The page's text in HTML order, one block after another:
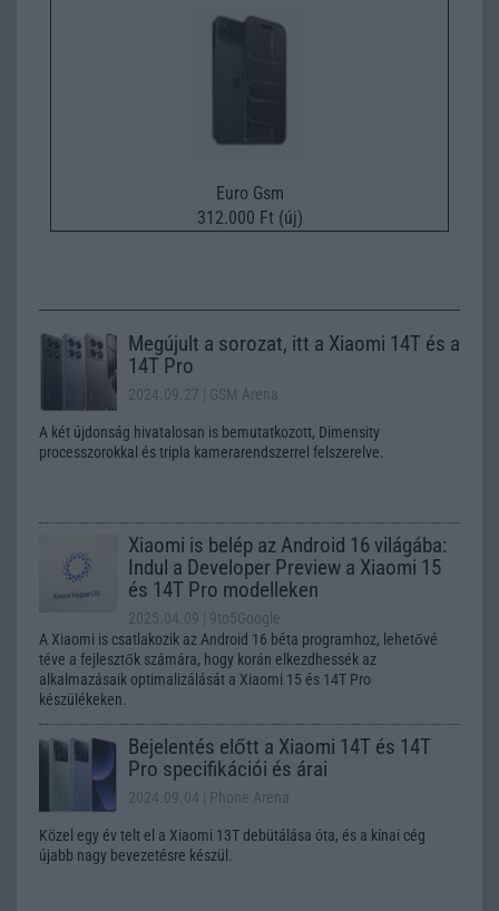
Euro Gsm
312.000 Ft (új)
Megújult a sorozat, itt a Xiaomi 14T és a
14T Pro
2024.09.27 | GSM Arena
A két újdonság hivatalosan is bemutatkozott, Dimensity
processzorokkal és tripla kamerarendszerrel felszerelve.
Xiaomi is belép az Android 16 világába:
Indul a Developer Preview a Xiaomi 15
és 14T Pro modelleken
2025.04.09
| 9to5Google
A Xiaomi is csatlakozik az Android 16 béta programhoz, lehetővé
téve a fejlesztők számára, hogy korán elkezdhessék az
alkalmazásaik optimalizálását a Xiaomi 15 és 14T Pro
készülékeken.
Bejelentés előtt a Xiaomi 14T és 14T
Pro specifikációi és árai
2024.09.04 | Phone Arena
Közel egy év telt el a Xiaomi 13T debütálása óta, és a kínai cég
újabb nagy bevezetésre készül.